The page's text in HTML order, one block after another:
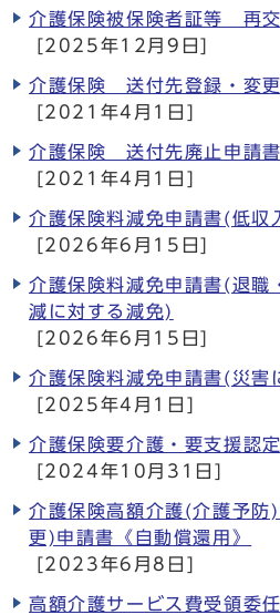
介護保険被保険者証等 再
[2025年12月9日]
介護保険 送付先登録・変
[2021年4月1日]
介護保険 送付先廃止申請書
[2021年4月1日]
介護保険料減免申請書(低収
[2026年6月15日]
介護保険料減免申請書(退職
減に対する減免)
[2026年6月15日]
介護保険料減免申請書(災害
[2025年4月1日]
介護保険要介護・要支援認
[2024年10月31日]
介護保険高額介護(介護予防
更)申請書《自動償還用》
[2023年6月8日]
高額介護サービス費受領委